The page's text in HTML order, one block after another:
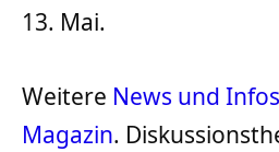
13. Mai.
Weitere News und
Magazin.